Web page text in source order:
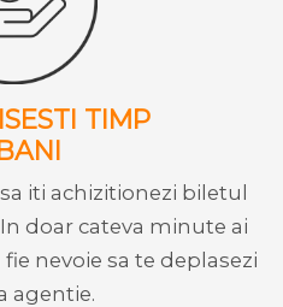
TIMP
iti achizitionezi biletul
doar cateva minute ai
nevoie sa te deplasezi
agentie.